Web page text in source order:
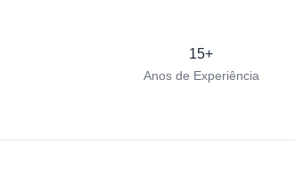
15+
Anos de Experiência